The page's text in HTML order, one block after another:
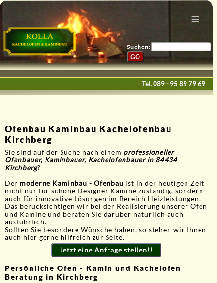
Menu
Bau & Design
Galerie
Service
Suchen:
Tel.089 - 95 89 79 69
Ofenbau Kaminbau Kachelofenbau
Kirchberg
Sie sind auf der Suche nach einem professioneller
Ofenbauer, Kaminbauer, Kachelofenbauer in 84434
Kirchberg?
Der moderne Kaminbau - Ofenbau ist in der heutigen Zeit
nicht nur für schöne Designer Kamine zuständig, sondern
auch für innovative Lösungen im Bereich Heizleistungen.
Das berücksichtigen wir bei der Realisierung unserer Ofen
und Kamine und beraten Sie darüber natürlich auch
ausführlich.
Sollten Sie besondere Wünsche haben, so stehen wir Ihnen
auch hier gerne hilfreich zur Seite.
Jetzt eine Anfrage stellen!!
Persönliche Ofen - Kamin und Kachelofen
Beratung in Kirchberg